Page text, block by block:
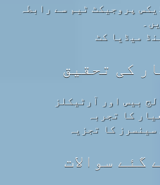
پروجیکٹ ٹیم سے رابطہ
میڈیا کٹ
کی تحقیق
بیس اور آرٹیکلز
کا تجربہ
کا تجزیہ
گئے سوالات